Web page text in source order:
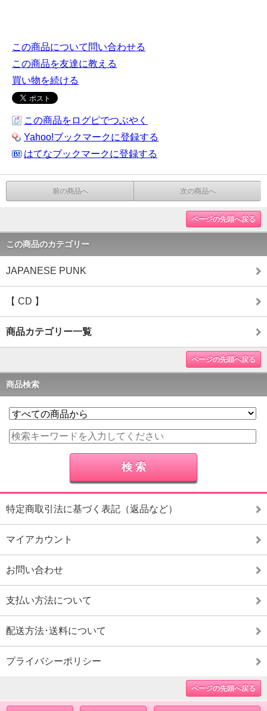
この商品について問い合わせる
この商品を友達に教える
買い物を続ける
この商品をログピでつぶやく
Yahoo!ブックマークに登録する
はてなブックマークに登録する
前の商品へ 次の商品へ
ページの先頭へ戻る
この商品のカテゴリー
JAPANESE PUNK
【 CD 】
商品カテゴリー一覧
ページの先頭へ戻る
商品検索
特定商取引法に基づく表記（返品など）
マイアカウント
お問い合わせ
支払い方法について
配送方法･送料について
プライバシーポリシー
ページの先頭へ戻る